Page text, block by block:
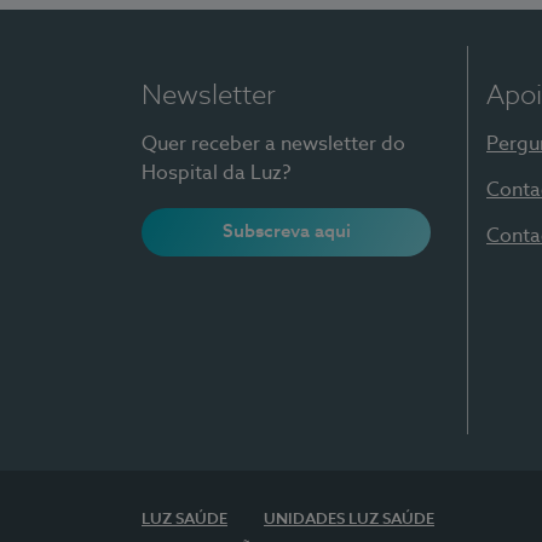
Newsletter
Quer receber a newsletter do
Hospital da Luz?
Subscreva aqui
LUZ SAÚDE UNIDADES LUZ SAÚDE